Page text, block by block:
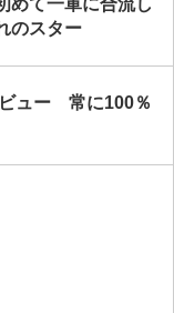
のスター
ュー 常に100％